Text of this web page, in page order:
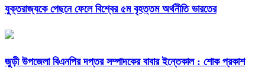
যুক্তরাজ্যকে পেছনে ফেলে বিশ্বের ৫ম বৃহত্তম অর্থনীতি ভারতের
জুড়ী উপজেলা বিএনপির দপ্তর সম্পাদকের বাবার ইন্তেকাল : শোক প্রকাশ